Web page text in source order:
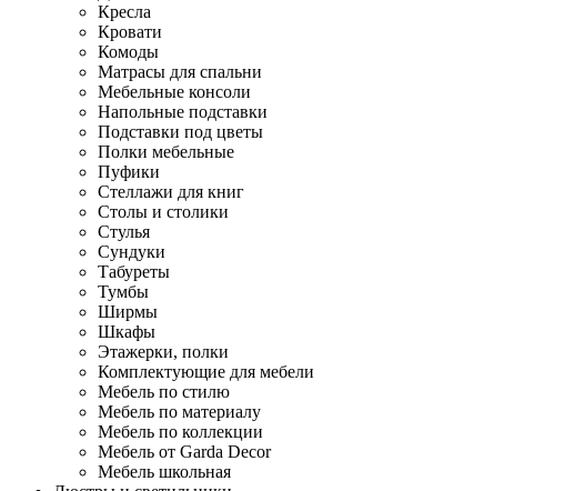
Кресла
Кровати
Комоды
Матрасы для спальни
Мебельные консоли
Напольные подставки
Подставки под цветы
Полки мебельные
Пуфики
Стеллажи для книг
Столы и столики
Стулья
Сундуки
Табуреты
Тумбы
Ширмы
Шкафы
Этажерки, полки
Комплектующие для мебели
Мебель по стилю
Мебель по материалу
Мебель по коллекции
Мебель от Garda Decor
Мебель школьная